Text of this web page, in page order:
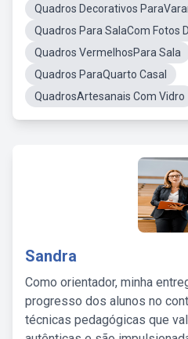
Quadros Decorativos
Quadros Para SalaCom Fotos
Quadros VermelhosPara Sala
Quadros ParaQuarto Casal
QuadrosArtesanais Com Vidro
Sandra
Como orientador, minha
progresso dos alunos no
técnicas pedagógicas que